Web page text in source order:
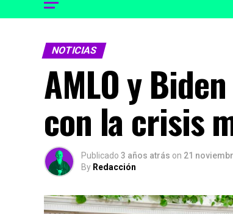
NOTICIAS
AMLO y
con la crisis
Publicado 3 años atrás on 21
By Redacción